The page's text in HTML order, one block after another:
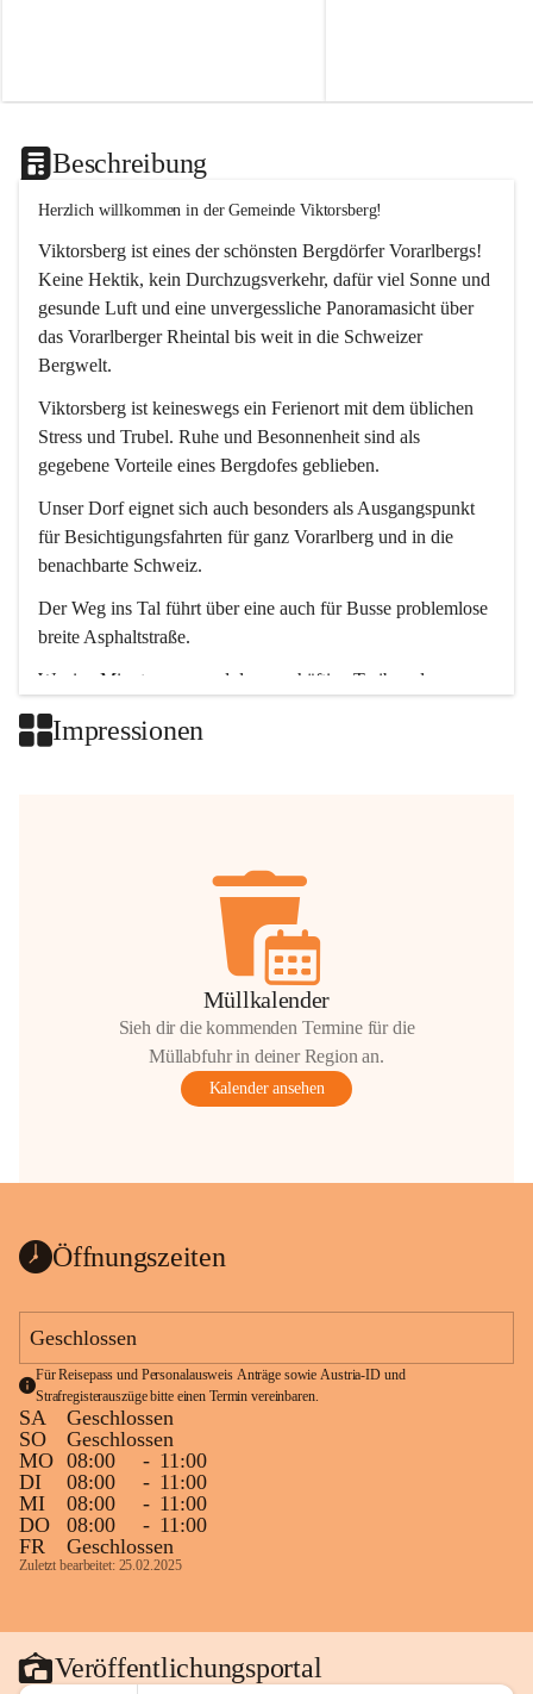
Beschreibung
Herzlich willkommen in der Gemeinde Viktorsberg!
Viktorsberg ist eines der schönsten Bergdörfer Vorarlbergs!
Keine Hektik, kein Durchzugsverkehr, dafür viel Sonne und
gesunde Luft und eine unvergessliche Panoramasicht über
das Vorarlberger Rheintal bis weit in die Schweizer
Bergwelt.
Viktorsberg ist keineswegs ein Ferienort mit dem üblichen
Stress und Trubel. Ruhe und Besonnenheit sind als
gegebene Vorteile eines Bergdofes geblieben.
Unser Dorf eignet sich auch besonders als Ausgangspunkt
für Besichtigungsfahrten für ganz Vorarlberg und in die
benachbarte Schweiz.
Der Weg ins Tal führt über eine auch für Busse problemlose
breite Asphaltstraße.
Wenige Minuten nur, und das geschäftige Treiben der
Impressionen
Müllkalender
Sieh dir die kommenden Termine für die
Müllabfuhr in deiner Region an.
Kalender ansehen
Öffnungszeiten
Geschlossen
Für Reisepass und Personalausweis Anträge sowie Austria-ID und
Strafregisterauszüge bitte einen Termin vereinbaren.
SA
Geschlossen
SO
Geschlossen
MO 08:00 - 11:00
DI
08:00 - 11:00
MI
08:00 - 11:00
DO
08:00 - 11:00
FR
Geschlossen
Zuletzt bearbeitet: 25.02.2025
Veröffentlichungsportal